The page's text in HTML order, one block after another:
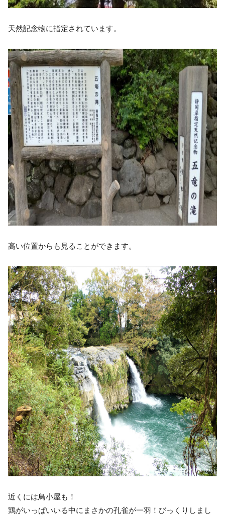
天然記念物に指定されています。
高い位置からも見ることができます。
近くには鳥小屋も！
鶏がいっぱいいる中にまさかの孔雀が一羽！びっくりしまし